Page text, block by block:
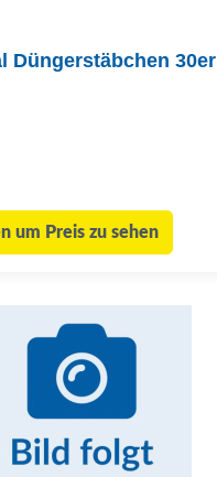
Düngerstäbchen 30er
um Preis zu sehen